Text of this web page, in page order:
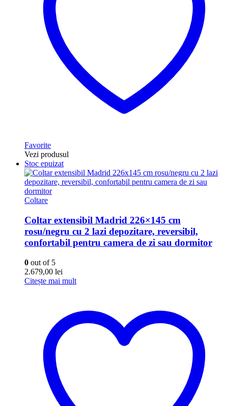
Favorite
Vezi produsul
Stoc epuizat
Coltare
Coltar extensibil Madrid 226×145 cm
rosu/negru cu 2 lazi depozitare, reversibil,
confortabil pentru camera de zi sau dormitor
0 out of 5
2.679,00 lei
Citește mai mult